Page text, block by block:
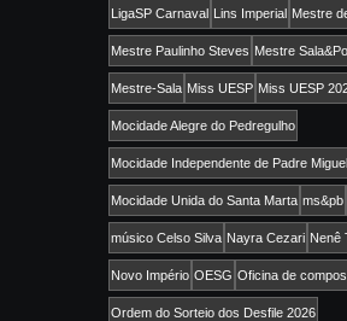
LigaSP Carnaval Lins Imperial Mestre
Mestre Paulinho Steves Mestre
Mestre-Sala Miss UESP Miss UESP
Mocidade Alegre do Pedregulho
Mocidade Independente de Padre Miguel
Mocidade Unida do Santa Marta ms&pb
músico Celso Silva Nayra Cezari Nenê
Novo Império OESG Oficina de
Ordem do Sorteio dos Desfile 2026